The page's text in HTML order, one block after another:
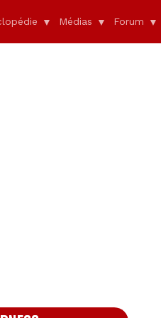
Médias Forum